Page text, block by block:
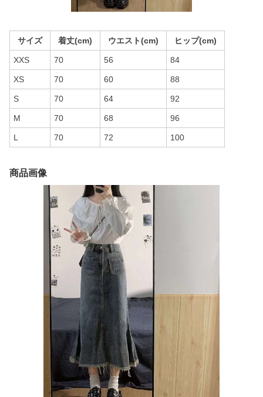
サイズ 着丈(cm) ウエスト(cm) ヒップ(cm)
XXS 70 56 84
XS 70 60 88
S 70 64 92
M 70 68 96
L 70 72 100
商品画像